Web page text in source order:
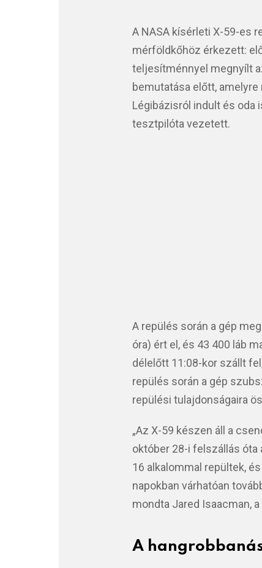
A NASA kísérleti X-59-es
mérföldkőhöz érkezett:
teljesítménnyel megnyílt
bemutatása előtt,
Légibázisról indult és oda
tesztpilóta vezetett.
A repülés során a gép
óra) ért el, és 43 400 láb
délelőtt 11:08-kor szállt
repülés során a gép
repülési tulajdonságaira
„Az X-59 készen áll a
október 28-i felszállás óta
16 alkalommal repültek,
napokban várhatóan
mondta Jared Isaacman,
A